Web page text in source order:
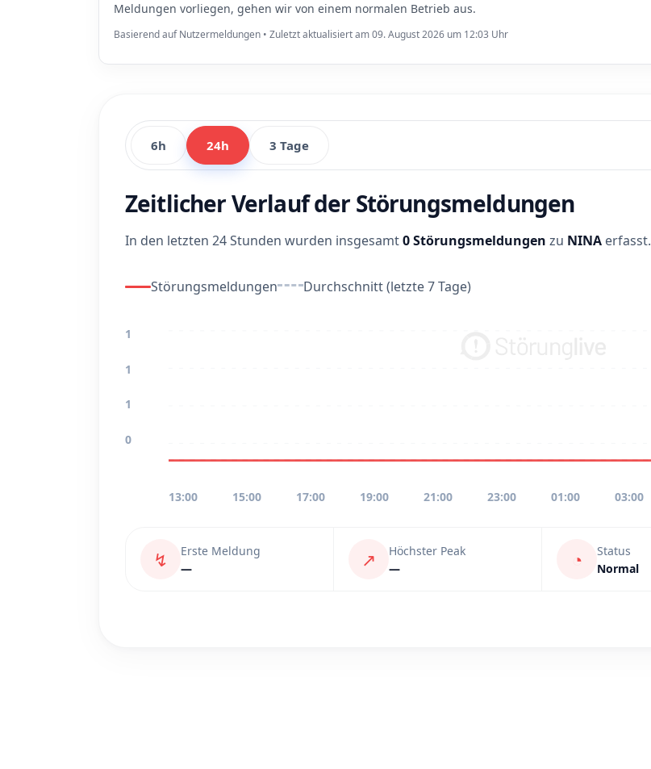
Meldungen vorliegen, gehen wir von einem normalen Betrieb aus.
Basierend auf Nutzermeldungen • Zuletzt aktualisiert am 09. August 2026 um 12:03 Uhr
6h 24h 3 Tage
Zeitlicher Verlauf der Störungsmeldungen
In den letzten 24 Stunden wurden insgesamt0 Störungsmeldungen zu NINA erfasst.
Störungsmeldungen Durchschnitt (letzte 7 Tage)
1
1
1
0
13:00 15:00 17:00 19:00 21:00 23:00 01:00 03:00
↯
Erste Meldung
—
↗
Höchster Peak
—
◔
Status
Normal